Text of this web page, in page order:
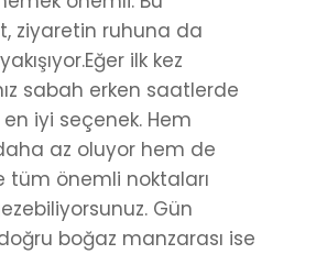
ziyaretin ruhuna da
ilk kez
sabah erken saatlerde
iyi seçenek. Hem
az oluyor hem de
tüm önemli noktaları
Gün
boğaz manzarası ise